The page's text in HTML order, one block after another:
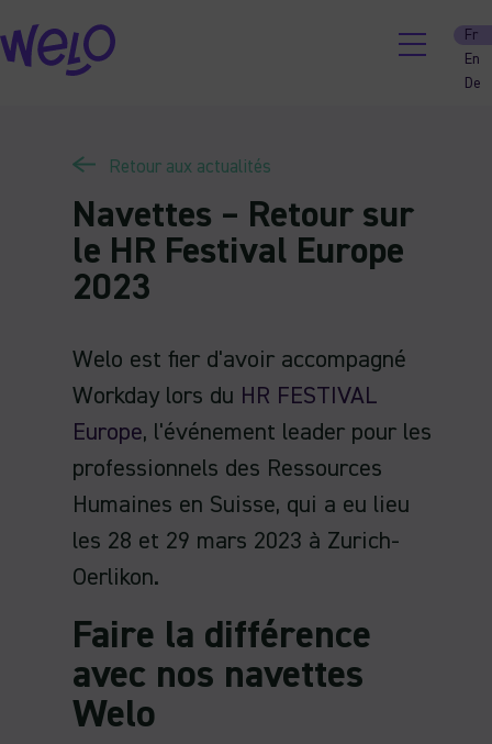
Skip
to
content
Fr
En
De
Retour aux actualités
Navettes – Retour sur
le HR Festival Europe
2023
Welo est fier d'avoir accompagné
Workday lors du HR FESTIVAL
Europe, l'événement leader pour les
professionnels des Ressources
Humaines en Suisse, qui a eu lieu
les 28 et 29 mars 2023 à Zurich-
Oerlikon.
Faire la différence
avec nos navettes
Welo